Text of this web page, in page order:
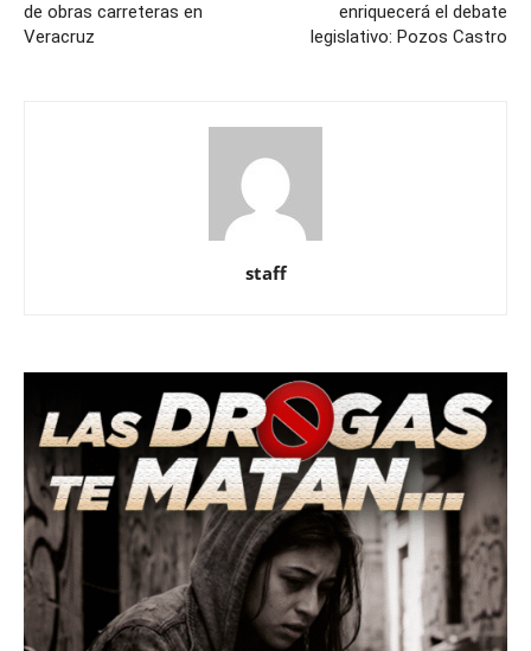
de obras carreteras en
Veracruz
enriquecerá el debate
legislativo: Pozos Castro
staff